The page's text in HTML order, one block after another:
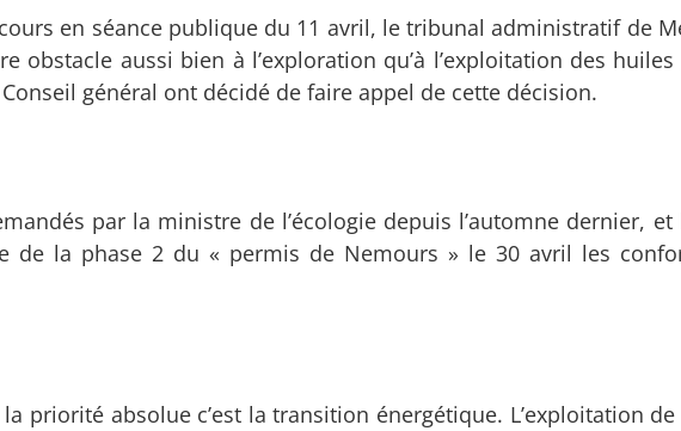
en séance publique du 11 avril, le tribunal administratif de
obstacle aussi bien à l’exploration qu’à l’exploitation des
général ont décidé de faire appel de cette décision.
par la ministre de l’écologie depuis l’automne dernier,
de la phase 2 du « permis de Nemours » le 30 avril les
priorité absolue c’est la transition énergétique. L’exploitation